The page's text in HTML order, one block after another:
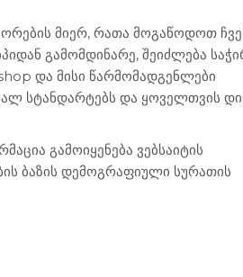
მიერ, რათა მოგაწოდოთ
გამომდინარე, შეიძლება
და მისი წარმომადგენლები
სტანდარტებს და ყოველთვის
გამოიყენება ვებსაიტის
ბაზის დემოგრაფიული სურათის